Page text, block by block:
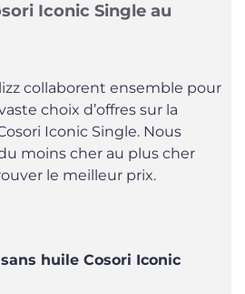
Iconic Single au
collaborent ensemble pour
choix d’offres sur la
Iconic Single. Nous
moins cher au plus cher
le meilleur prix.
huile Cosori Iconic